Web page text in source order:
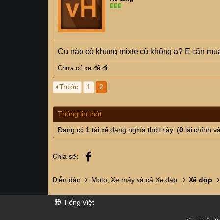
Cụ nào có khung mixte cũ không ạ? E cần
Chưa có xe để đi
Trước 1 2
Thông tin thớt
Đang có 1 tài xế đang nghía thớt này. (0 lái chính
Chia sẻ:
Diễn đàn Moto, Xe máy và cả Xe đạp Xế độp
Tiếng Việt